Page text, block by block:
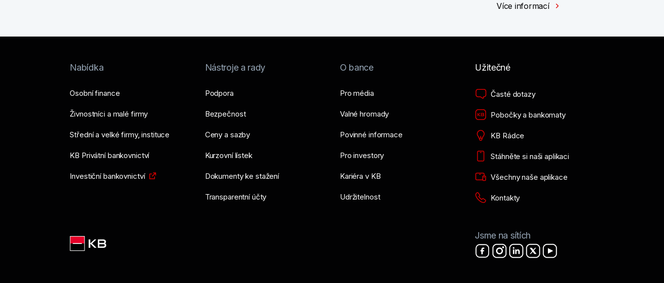
Více informací
Nabídka
Osobní finance
Živnostníci a malé firmy
Střední a velké firmy, instituce
KB Privátní bankovnictví
Investiční bankovnictví
Nástroje a rady
Podpora
Bezpečnost
Ceny a sazby
Kurzovní lístek
Dokumenty ke stažení
Transparentní účty
O bance
Pro média
Valné hromady
Povinné informace
Pro investory
Kariéra v KB
Udržitelnost
Užitečné
Časté dotazy
Pobočky a bankomaty
KB Rádce
Stáhněte si naši aplikaci
Všechny naše aplikace
Kontakty
Jsme na sítích